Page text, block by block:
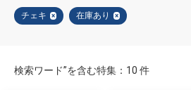
チェキ × 在庫あり ×
検索ワード”を含む特集：10 件